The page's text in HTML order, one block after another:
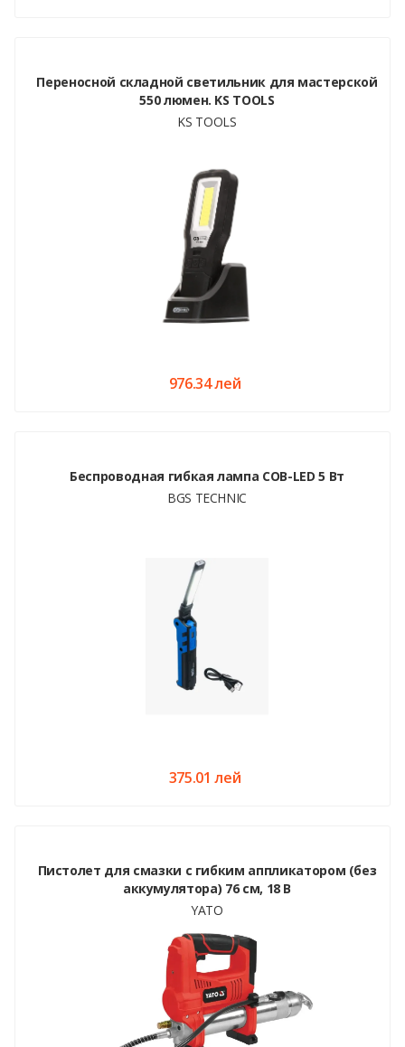
Переносной складной светильник для мастерской
550 люмен. KS TOOLS
KS TOOLS
976.34 лей
Беспроводная гибкая лампа COB-LED 5 Вт
BGS TECHNIC
375.01 лей
Пистолет для смазки с гибким аппликатором (без
аккумулятора) 76 см, 18 В
YATO